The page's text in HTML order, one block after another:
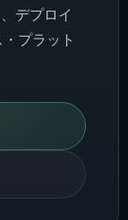
デプロイ
プラット